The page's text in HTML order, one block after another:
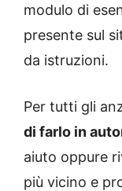
modulo di
presente sul
da istruzioni.
Per tutti gli
di farlo in
aiuto oppure
più vicino e